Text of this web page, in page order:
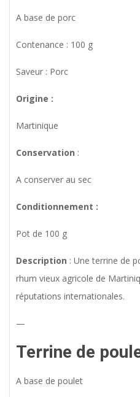
A base de porc
Contenance : 100 g
Saveur : Porc
Origine :
Martinique
Conservation :
A conserver au sec
Conditionnement :
Pot de 100 g
Description : Une terrine de
rhum vieux agricole de
réputations internationales.
—
Terrine de
A base de poulet